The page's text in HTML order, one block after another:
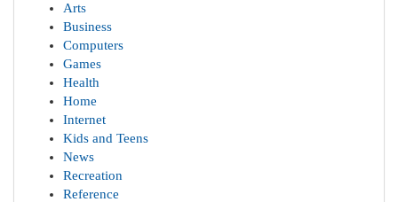
Arts
Business
Computers
Games
Health
Home
Internet
Kids and Teens
News
Recreation
Reference